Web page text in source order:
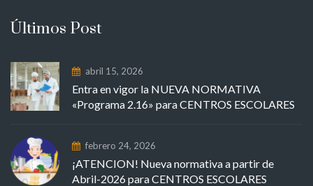
Últimos Post
abril 15, 2026
Entra en vigor la NUEVA NORMATIVA
«Programa 2.16» para CENTROS ESCOLARES
febrero 24, 2026
¡ATENCION! Nueva normativa a partir de
Abril-2026 para CENTROS ESCOLARES